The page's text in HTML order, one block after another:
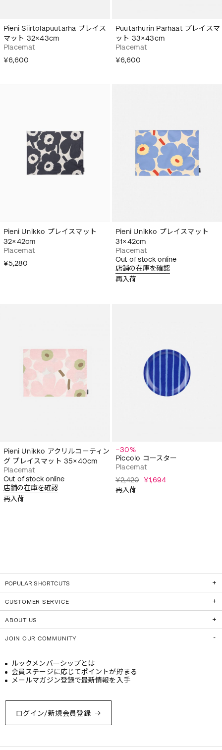
Pieni Siirtolapuutarha プレイス
マット 32×43cm
Placemat
¥6,600
Puutarhurin Parhaat プレイスマ
ット 33×43cm
Placemat
¥6,600
Pieni Unikko プレイスマット
32×42cm
Placemat
¥5,280
Pieni Unikko プレイスマット
31×42cm
Placemat
Out of stock online
店舗の在庫を確認
再入荷
Pieni Unikko アクリルコーティン
グ プレイスマット 35×40cm
Placemat
Out of stock online
店舗の在庫を確認
再入荷
−30%
Piccolo コースター
Placemat
¥2,420 ¥1,694
再入荷
POPULAR SHORTCUTS
CUSTOMER SERVICE
ABOUT US
JOIN OUR COMMUNITY
ログイン/新規会員登録
ルックメンバーシップとは
会員ステージに応じてポイントが貯まる
メールマガジン登録で最新情報を入手